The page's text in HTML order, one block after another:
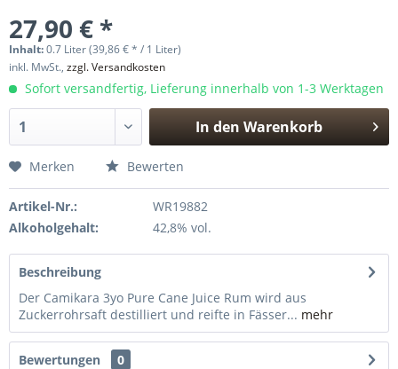
27,90 € *
Inhalt:0.7 Liter (39,86 € * / 1 Liter)
inkl. MwSt., zzgl. Versandkosten
Sofort versandfertig, Lieferung innerhalb von 1-3 Werktagen
In den Warenkorb
Merken Bewerten
Artikel-Nr.:
WR19882
Alkoholgehalt:
42,8% vol.
Beschreibung
Der Camikara 3yo Pure Cane Juice Rum wird aus
Zuckerrohrsaft destilliert und reifte in Fässer... mehr
Bewertungen
0